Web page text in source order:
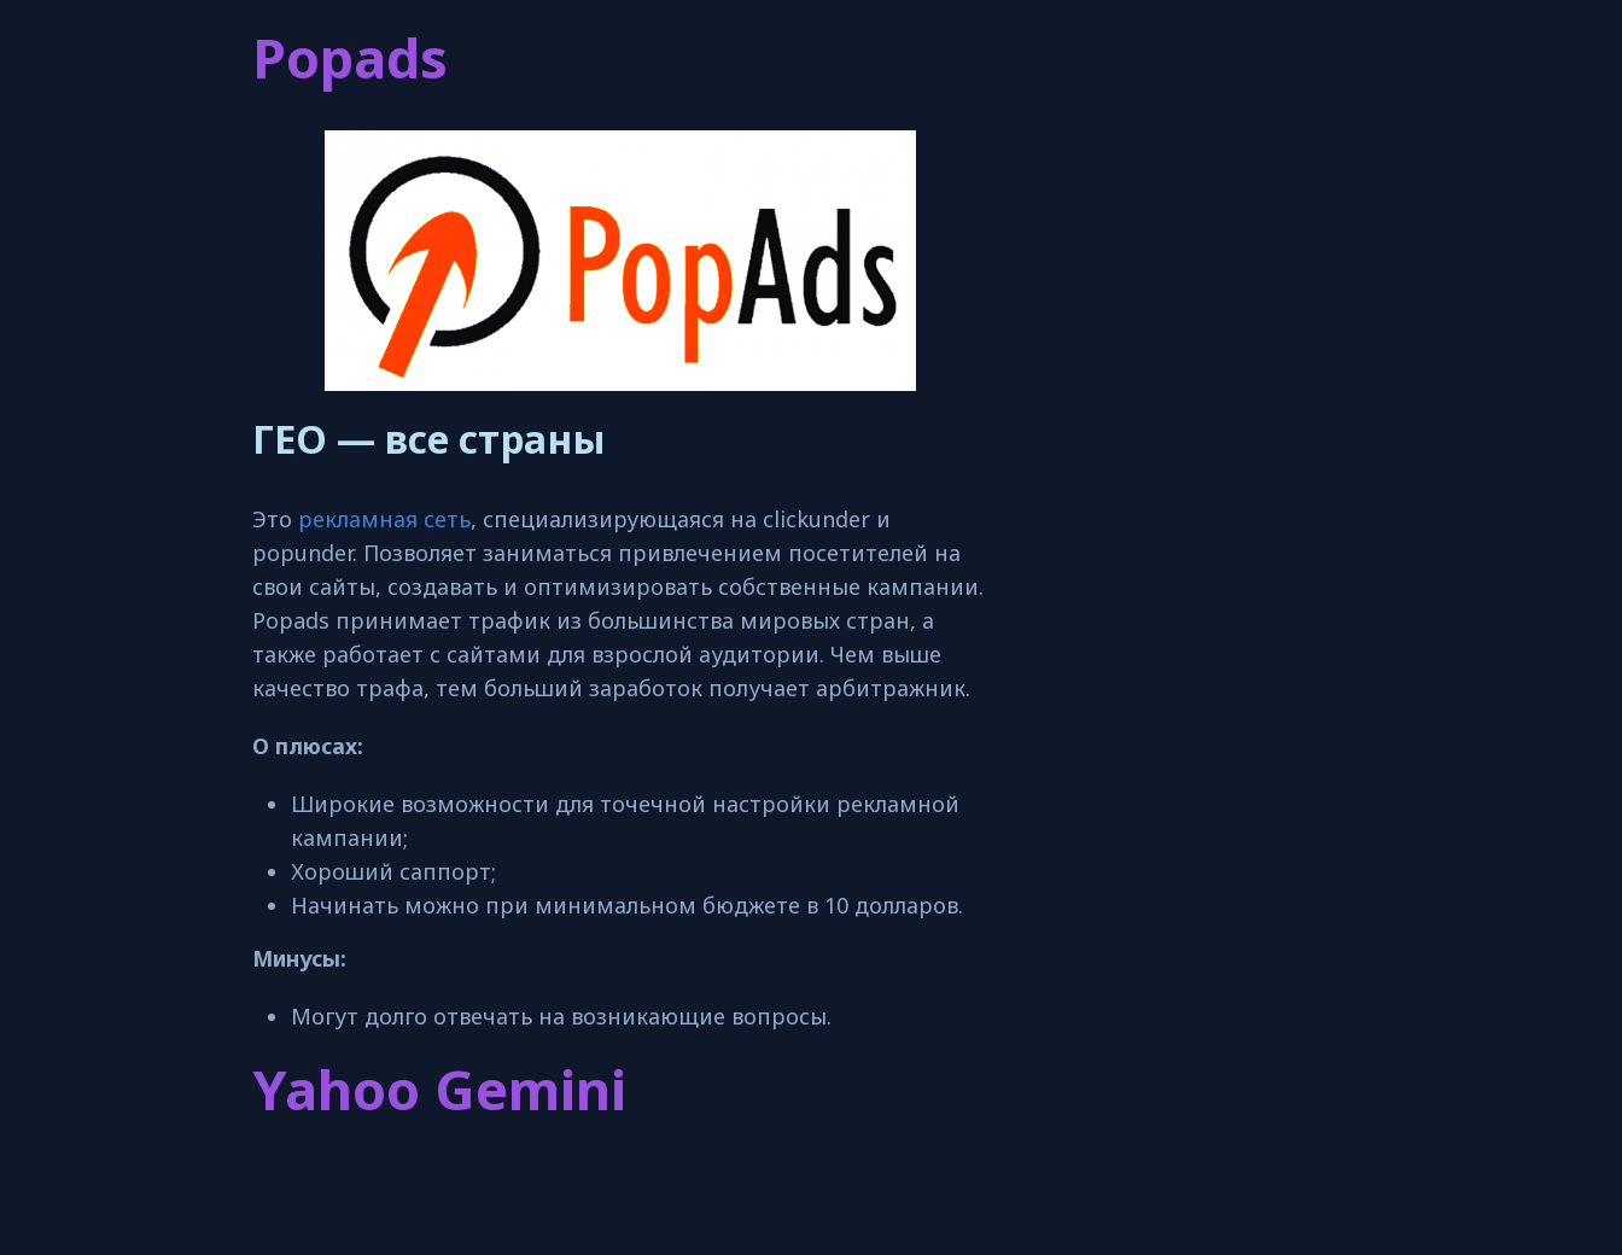
Popads
ГЕО — все страны
Это рекламная сеть, специализирующаяся на clickunder и
popunder. Позволяет заниматься привлечением посетителей на
свои сайты, создавать и оптимизировать собственные кампании.
Popads принимает трафик из большинства мировых стран, а
также работает с сайтами для взрослой аудитории. Чем выше
качество трафа, тем больший заработок получает арбитражник.
О плюсах:
Широкие возможности для точечной настройки рекламной
кампании;
Хороший саппорт;
Начинать можно при минимальном бюджете в 10 долларов.
Минусы:
Могут долго отвечать на возникающие вопросы.
Yahoo Gemini